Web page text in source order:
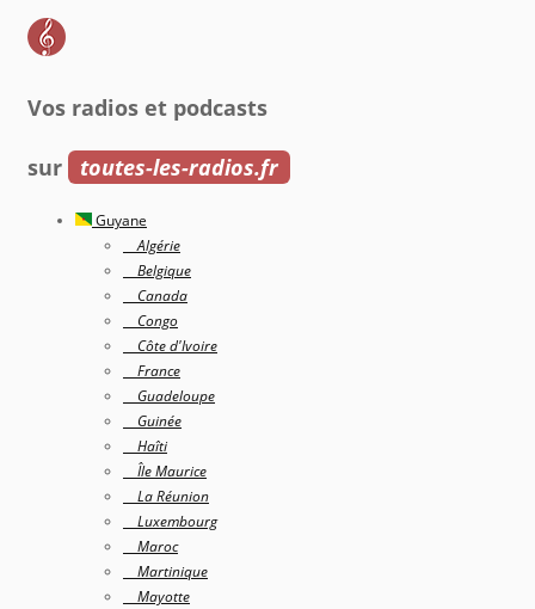
Vos radios et podcasts
sur toutes-les-radios.fr
Guyane
Algérie
Belgique
Canada
Congo
Côte d'Ivoire
France
Guadeloupe
Guinée
Haîti
Île Maurice
La Réunion
Luxembourg
Maroc
Martinique
Mayotte